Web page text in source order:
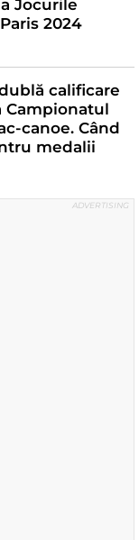
Jocurile
2024
calificare
Campionatul
canoe. Când
medalii